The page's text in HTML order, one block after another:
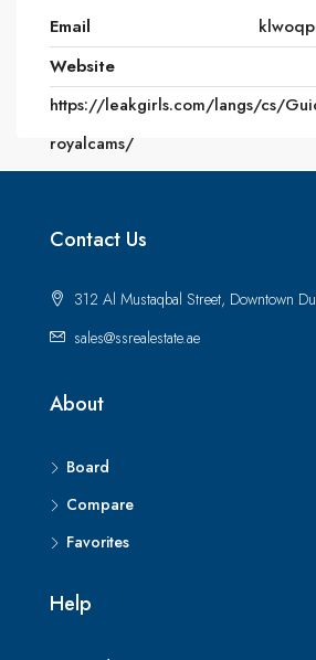
Email
Website
https://leakgirls.com/langs/cs/
royalcams/
Contact Us
312 Al Mustaqbal Street, Downtown
sales@ssrealestate.ae
About
Board
Compare
Favorites
Help